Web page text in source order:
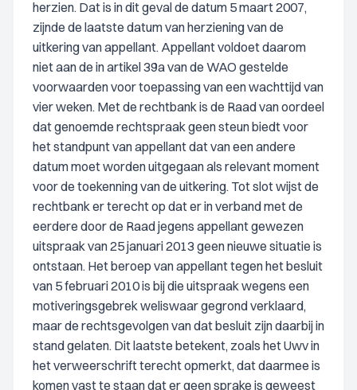
herzien. Dat is in dit geval de datum 5 maart 2007,
zijnde de laatste datum van herziening van de
uitkering van appellant. Appellant voldoet daarom
niet aan de in artikel 39a van de WAO gestelde
voorwaarden voor toepassing van een wachttijd van
vier weken. Met de rechtbank is de Raad van oordeel
dat genoemde rechtspraak geen steun biedt voor
het standpunt van appellant dat van een andere
datum moet worden uitgegaan als relevant moment
voor de toekenning van de uitkering. Tot slot wijst de
rechtbank er terecht op dat er in verband met de
eerdere door de Raad jegens appellant gewezen
uitspraak van 25 januari 2013 geen nieuwe situatie is
ontstaan. Het beroep van appellant tegen het besluit
van 5 februari 2010 is bij die uitspraak wegens een
motiveringsgebrek weliswaar gegrond verklaard,
maar de rechtsgevolgen van dat besluit zijn daarbij in
stand gelaten. Dit laatste betekent, zoals het Uwv in
het verweerschrift terecht opmerkt, dat daarmee is
komen vast te staan dat er geen sprake is geweest